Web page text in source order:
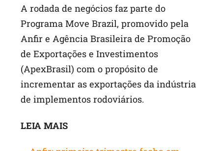
A rodada de negócios faz parte do
Programa Move Brazil, promovido pela
Anfir e Agência Brasileira de Promoção
de Exportações e Investimentos
(ApexBrasil) com o propósito de
incrementar as exportações da indústria
de implementos rodoviários.
LEIA MAIS